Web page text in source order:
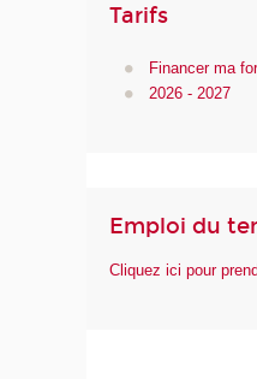
Tarifs
Financer ma
2026 - 2027
Emploi du
Cliquez ici pour